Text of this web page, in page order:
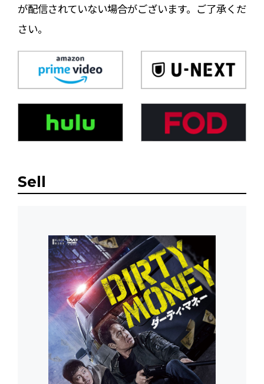
が配信されていない場合がございます。ご了承くだ
さい。
Sell